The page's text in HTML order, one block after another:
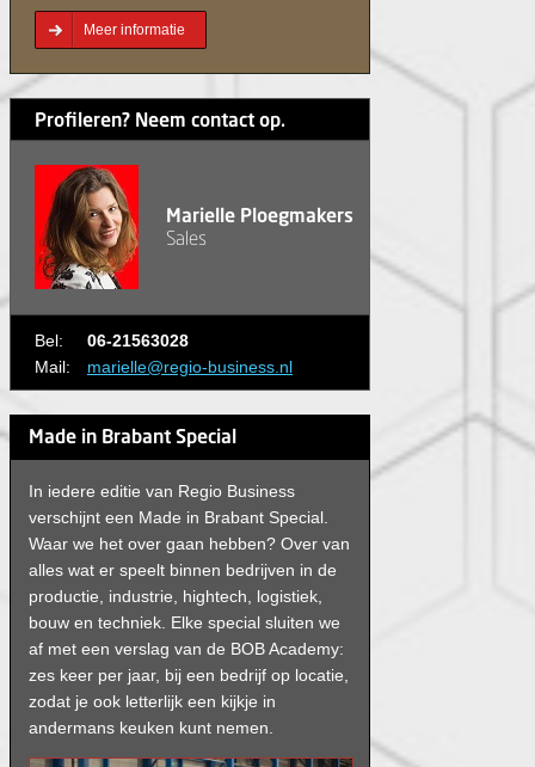
Meer informatie
Profileren? Neem contact op.
Marielle Ploegmakers
Sales
Bel:
06-21563028
Mail:
marielle@regio-business.nl
Made in Brabant Special
In iedere editie van Regio Business
verschijnt een Made in Brabant Special.
Waar we het over gaan hebben? Over van
alles wat er speelt binnen bedrijven in de
productie, industrie, hightech, logistiek,
bouw en techniek. Elke special sluiten we
af met een verslag van de BOB Academy:
zes keer per jaar, bij een bedrijf op locatie,
zodat je ook letterlijk een kijkje in
andermans keuken kunt nemen.